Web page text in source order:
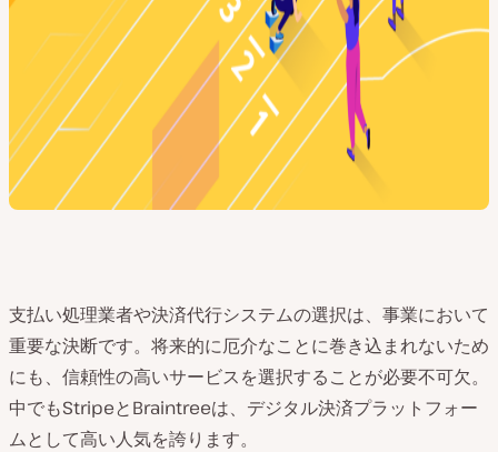
支払い処理業者や決済代行システムの選択は、事業において
重要な決断です。将来的に厄介なことに巻き込まれないため
にも、信頼性の高いサービスを選択することが必要不可欠。
中でもStripeとBraintreeは、デジタル決済プラットフォー
ムとして高い人気を誇ります。